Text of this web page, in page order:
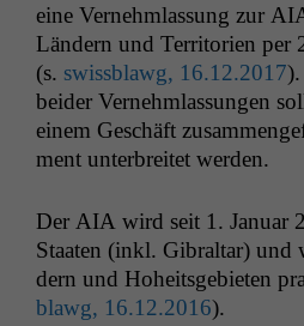
eine Vernehm­las­sung zur
Län­dern und Ter­ri­to­rien per
(s. swiss­blawg, 16.12.2017
bei­der Vernehm­las­sun­gen
einem Geschäft
ment unter­bre­it­et werden.
Der AIA wird seit 1. Jan­u­ar
Staat­en (inkl. Gibral­tar) und
dern und Hoheits­ge­bi­eten
blawg, 16.12.2016).